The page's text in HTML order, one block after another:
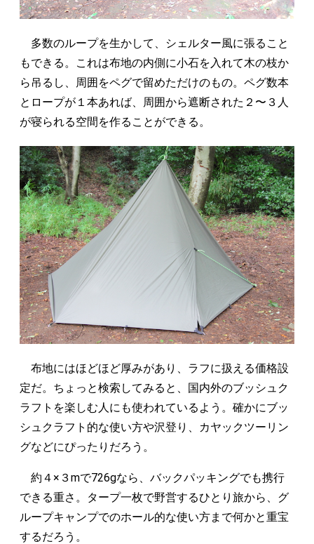
多数のループを生かして、シェルター風に張ること
もできる。これは布地の内側に小石を入れて木の枝か
ら吊るし、周囲をペグで留めただけのもの。ペグ数本
とロープが１本あれば、周囲から遮断された２〜３人
が寝られる空間を作ることができる。
布地にはほどほど厚みがあり、ラフに扱える価格設
定だ。ちょっと検索してみると、国内外のブッシュク
ラフトを楽しむ人にも使われているよう。確かにブッ
シュクラフト的な使い方や沢登り、カヤックツーリン
グなどにぴったりだろう。
約４×３mで726gなら、バックパッキングでも携行
できる重さ。タープ一枚で野営するひとり旅から、グ
ループキャンプでのホール的な使い方まで何かと重宝
するだろう。